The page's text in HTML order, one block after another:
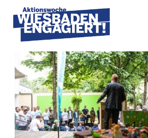
content
Home
Aktions­woche
Basis-Infos